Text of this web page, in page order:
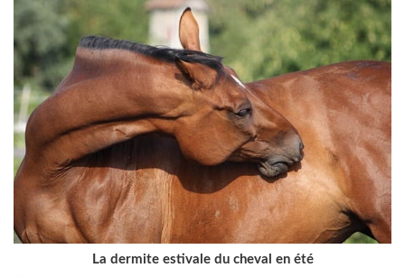
La dermite estivale du cheval en été